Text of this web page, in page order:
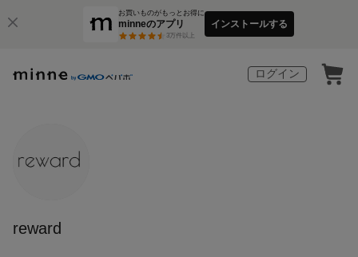
お買いものがもっとお得に
minneのアプリ
3万件以上
インストールする
ログイン
reward